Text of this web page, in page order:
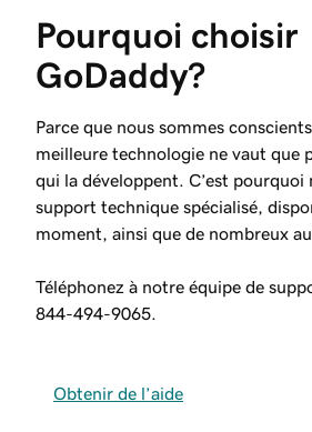
Pourquoi choisir
GoDaddy?
Parce que nous sommes
meilleure technologie ne vaut que
qui la développent. C’est pourquoi
support technique spécialisé,
moment, ainsi que de nombreux
Téléphonez à notre équipe de
844-494-9065.
Obtenir de l’aide